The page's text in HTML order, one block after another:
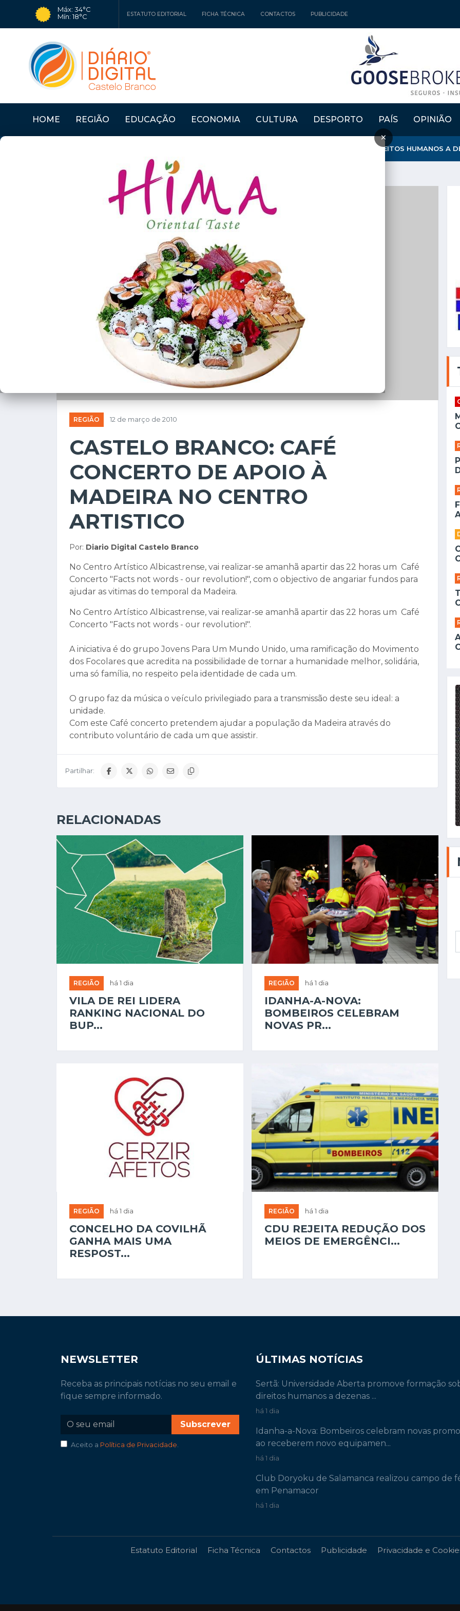
Máx: 34°C
Mín: 18°C
ESTATUTO EDITORIAL FICHA TÉCNICA CONTACTOS PUBLICIDADE
HOME REGIÃO EDUCAÇÃO ECONOMIA CULTURA DESPORTO PAÍS OPINIÃO
×
SERTÃ: UNIVERSIDADE ABERTA PROMOVE FORMAÇÃO SOBRE DIREITOS HUMANOS A
REGIÃO 12 de março de 2010
CASTELO BRANCO: CAFÉ
CONCERTO DE APOIO À
MADEIRA NO CENTRO
ARTISTICO
Por: Diario Digital Castelo Branco
No Centro Artístico Albicastrense, vai realizar-se amanhã apartir das 22 horas um Café
Concerto "Facts not words - our revolution!", com o objectivo de angariar fundos para
ajudar as vitimas do temporal da Madeira.
No Centro Artístico Albicastrense, vai realizar-se amanhã apartir das 22 horas um Café
Concerto "Facts not words - our revolution!".
A iniciativa é do grupo Jovens Para Um Mundo Unido, uma ramificação do Movimento
dos Focolares que acredita na possibilidade de tornar a humanidade melhor, solidária,
uma só família, no respeito pela identidade de cada um.
O grupo faz da música o veículo privilegiado para a transmissão deste seu ideal: a
unidade.
Com este Café concerto pretendem ajudar a população da Madeira através do
contributo voluntário de cada um que assistir.
Partilhar:
RELACIONADAS
REGIÃO há 1 dia
VILA DE REI LIDERA
RANKING NACIONAL DO
BUP...
REGIÃO há 1 dia
IDANHA-A-NOVA:
BOMBEIROS CELEBRAM
NOVAS PR...
REGIÃO há 1 dia
CONCELHO DA COVILHÃ
GANHA MAIS UMA
RESPOST...
REGIÃO há 1 dia
CDU REJEITA REDUÇÃO DOS
MEIOS DE EMERGÊNCI...
NEWSLETTER
Receba as principais notícias no seu email e
fique sempre informado.
Subscrever
Aceito a Política de Privacidade
ÚLTIMAS NOTÍCIAS
Sertã: Universidade Aberta promove formação
direitos humanos a dezenas ...
há 1 dia
Idanha-a-Nova: Bombeiros celebram novas
ao receberem novo equipamen...
há 1 dia
Club Doryoku de Salamanca realizou campo de
em Penamacor
há 1 dia
Estatuto Editorial Ficha Técnica Contactos Publicidade Privacidade e